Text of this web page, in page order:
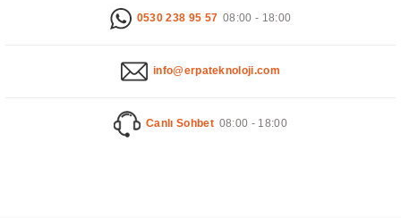
0530 238 95 57 08:00 - 18:00
info@erpateknoloji.com
Canlı Sohbet 08:00 - 18:00